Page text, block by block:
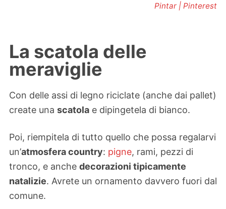
Pintar | Pinterest
La scatola delle
meraviglie
Con delle assi di legno riciclate (anche dai pallet)
create una scatola e dipingetela di bianco.
Poi, riempitela di tutto quello che possa regalarvi
un’atmosfera country: pigne, rami, pezzi di
tronco, e anche decorazioni tipicamente
natalizie. Avrete un ornamento davvero fuori dal
comune.